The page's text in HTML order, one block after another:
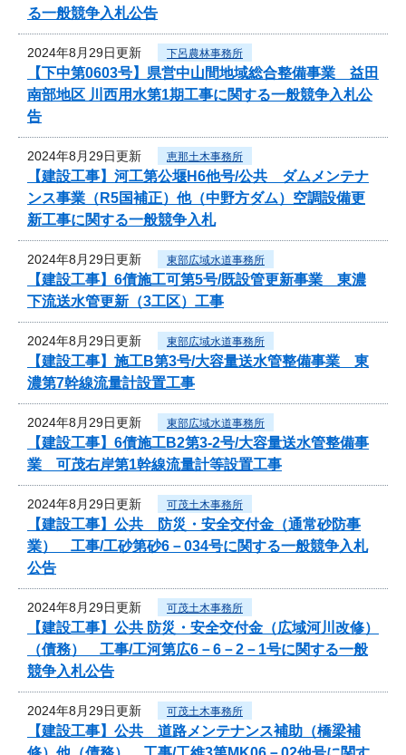
る一般競争入札公告
2024年8月29日更新 下呂農林事務所
【下中第0603号】県営中山間地域総合整備事業 益田
南部地区 川西用水第1期工事に関する一般競争入札公
告
2024年8月29日更新 恵那土木事務所
【建設工事】河工第公堰H6他号/公共 ダムメンテナ
ンス事業（R5国補正）他（中野方ダム）空調設備更
新工事に関する一般競争入札
2024年8月29日更新 東部広域水道事務所
【建設工事】6債施工可第5号/既設管更新事業 東濃
下流送水管更新（3工区）工事
2024年8月29日更新 東部広域水道事務所
【建設工事】施工B第3号/大容量送水管整備事業 東
濃第7幹線流量計設置工事
2024年8月29日更新 東部広域水道事務所
【建設工事】6債施工B2第3-2号/大容量送水管整備事
業 可茂右岸第1幹線流量計等設置工事
2024年8月29日更新 可茂土木事務所
【建設工事】公共 防災・安全交付金（通常砂防事
業） 工事/工砂第砂6－034号に関する一般競争入札
公告
2024年8月29日更新 可茂土木事務所
【建設工事】公共 防災・安全交付金（広域河川改修）
（債務） 工事/工河第広6－6－2－1号に関する一般
競争入札公告
2024年8月29日更新 可茂土木事務所
【建設工事】公共 道路メンテナンス補助（橋梁補